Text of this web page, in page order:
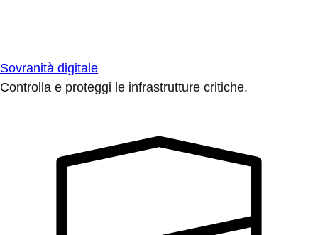
Sovranità digitale
Controlla e proteggi le infrastrutture critiche.